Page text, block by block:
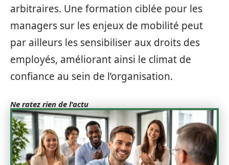
arbitraires. Une formation ciblée pour les
managers sur les enjeux de mobilité peut
par ailleurs les sensibiliser aux droits des
employés, améliorant ainsi le climat de
confiance au sein de l’organisation.
Ne ratez rien de l'actu